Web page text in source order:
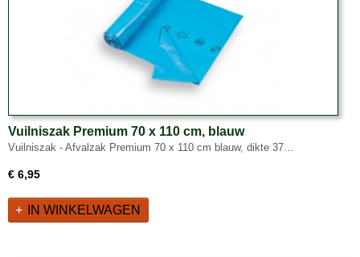
Vuilniszak Premium 70 x 110 cm, blauw
Vuilniszak - Afvalzak Premium 70 x 110 cm blauw, dikte 37…
€ 6,95
IN WINKELWAGEN